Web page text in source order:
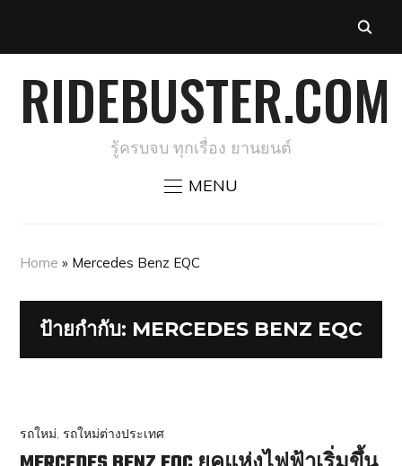
RIDEBUSTER.COM
รู้ครบจบ ทุกเรื่อง ยานยนต์
MENU
Home » Mercedes Benz EQC
ป้ายกำกับ: MERCEDES BENZ EQC
รถใหม่,รถใหม่ต่างประเทศ